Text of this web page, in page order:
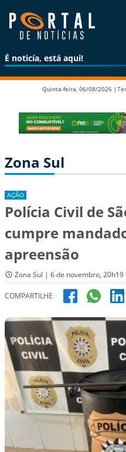
É noticía, está aqui!
Quinta-feira, 06/08/2026 |
Zona Sul
AÇÃO
Polícia Civil de
cumpre
apreensão
Zona Sul | 6 de novembro, 20h19
COMPARTILHE